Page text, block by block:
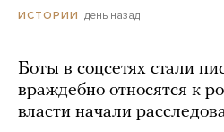
ИСТОРИИ день назад
Боты в соцсетях стали
враждебно относятся к
власти начали